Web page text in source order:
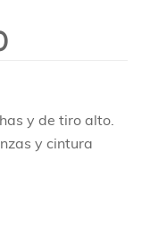
y de tiro alto.
y cintura